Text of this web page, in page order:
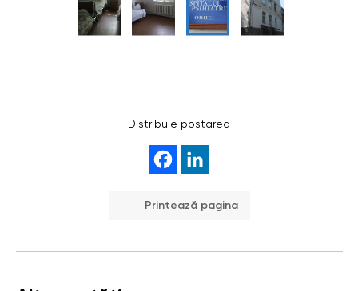
Distribuie postarea
Printează pagina